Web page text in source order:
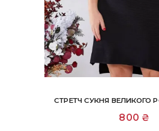
СТРЕТЧ СУКНЯ ВЕЛИКОГО
800 ₴